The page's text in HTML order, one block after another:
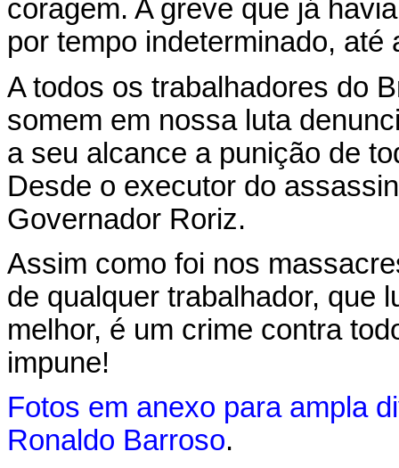
coragem. A greve que já
por tempo indeterminado,
A todos os trabalhadores do
somem em nossa luta
a seu alcance a punição de
Desde o executor do
Governador Roriz.
Assim como foi nos
de qualquer trabalhador, que
melhor, é um crime contra
impune!
Fotos em anexo para ampla
Ronaldo Barroso.